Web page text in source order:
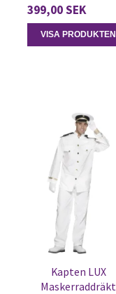
399,00 SEK
VISA PRODUKTEN
Kapten LUX
Maskerraddräkt